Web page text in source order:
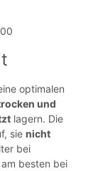
optimalen
und
lagern. Die
sie nicht
bei
besten bei